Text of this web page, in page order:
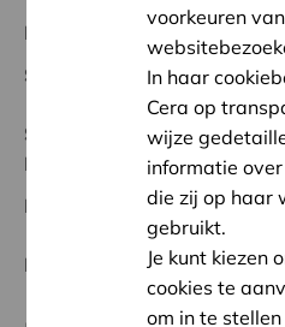
Regionaal Project
Startdatum:
12/05/2026
Status:
In behandeling
Brabant Wallon
Datum:
12/05/2026
Beslissing: Goedgekeurd
voorkeuren
In haar
Cera op
wijze
informatie
die zij op haar
gebruikt.
Je kunt kiezen
cookies te
om in te